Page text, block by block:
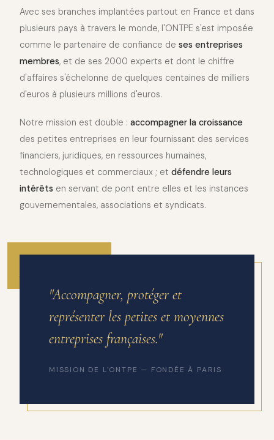
Avec ses branches implantées partout en France et dans
plusieurs pays à travers le monde, l'ONTPE s'est imposée
comme le partenaire de confiance de ses entreprises
membres, et de ses 2000 experts et dont le chiffre
d'affaires s'échelonne de quelques centaines de milliers
d'euros à plusieurs millions d'euros.
Notre mission est double : accompagner la croissance
des petites entreprises en leur fournissant des services
financiers, juridiques, en ressources humaines,
technologiques et commerciaux ; et défendre leurs
intérêts en servant de pont entre elles et les instances
gouvernementales, associations et syndicats.
2010
ANNÉE DE FONDATION
"Accompagner, protéger et
représenter les petites et moyennes
entreprises françaises."
MISSION DE L'ONTPE — FONDÉE À PARIS